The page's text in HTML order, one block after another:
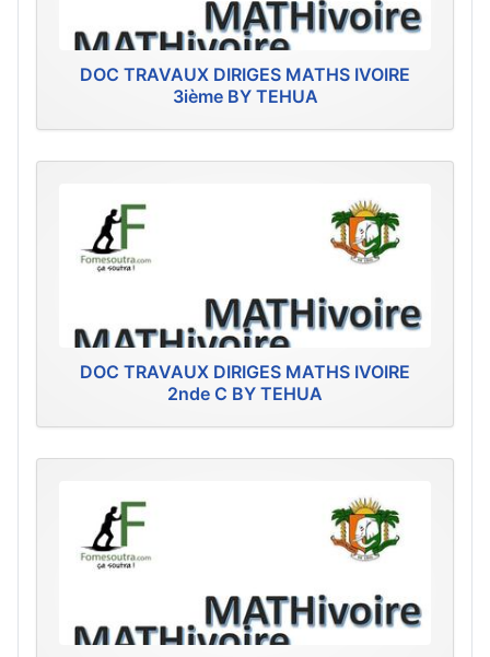
DOC TRAVAUX DIRIGES MATHS IVOIRE
3ième BY TEHUA
DOC TRAVAUX DIRIGES MATHS IVOIRE
2nde C BY TEHUA